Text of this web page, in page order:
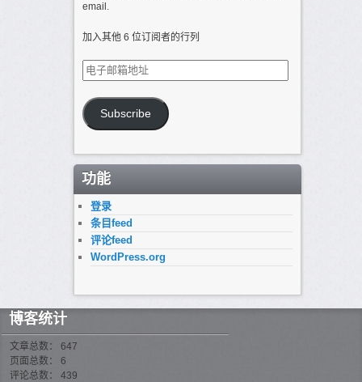
email.
加入其他 6 位订阅者的行列
电
子
箱
地
Subscribe
功能
登录
条目feed
评论feed
WordPress.org
博客统计
文章总数： 647
页面总数： 6
评论总数： 439